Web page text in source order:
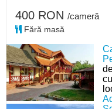
400 RON /cameră
Fără masă